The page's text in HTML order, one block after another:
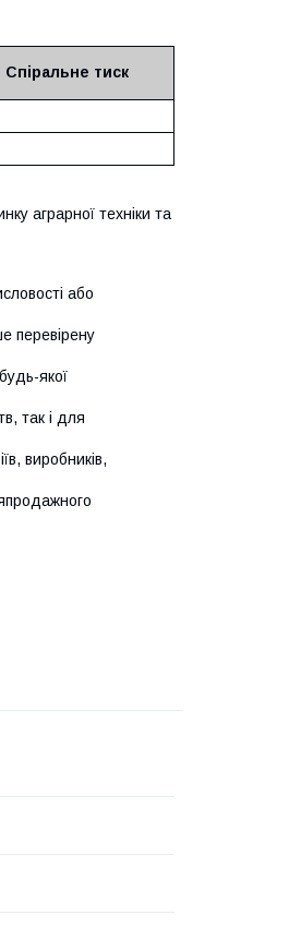
Спіральне тиск
аграрної техніки та
або
перевірену
якої
так і для
виробників,